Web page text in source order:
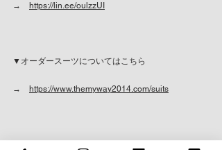
→ https://lin.ee/oulzzUI
▼オーダースーツについてはこちら
→ https://www.themyway2014.com/suits